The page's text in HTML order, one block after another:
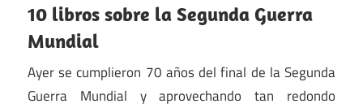
10 libros sobre la Segunda Guerra
Mundial
Ayer se cumplieron 70 años del final de la Segunda
Guerra Mundial y aprovechando tan redondo